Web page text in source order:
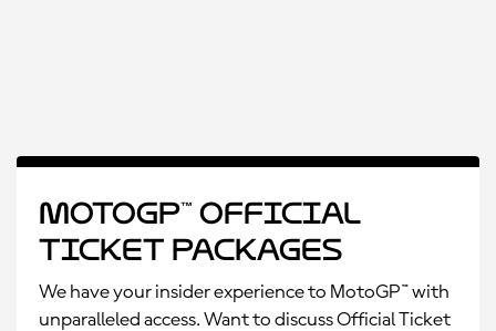
MotoGP™ Official
Ticket Packages
We have your insider experience to MotoGP™ with
unparalleled access. Want to discuss Official Ticket